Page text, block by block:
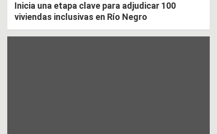
Inicia una etapa clave para adjudicar 100
viviendas inclusivas en Río Negro